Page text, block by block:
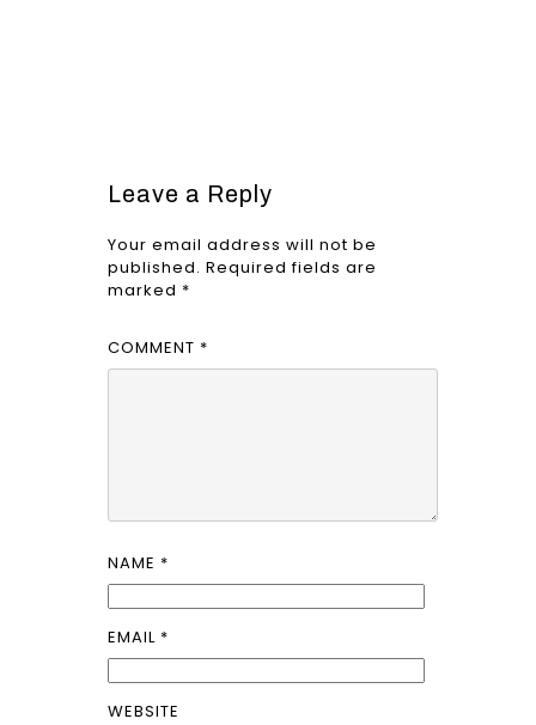
Leave a Reply
Your email address will not be
published. Required fields are
marked *
COMMENT *
NAME *
EMAIL *
WEBSITE